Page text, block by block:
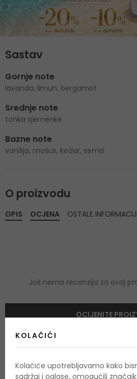
Sastav
Gornje note
lavanda, limun, bergamot
Srednje note
tonka sjemenke
Bazne note
vanilija, mošus, kedar, semiš
O proizvodu
OPIS OCJENA
Još nema recenzija za ovaj
OCIJENITE
OSTALE
KOLAČIĆI
Kolačiće upotrebljavamo kako
sadržaj i oglase, omogućili